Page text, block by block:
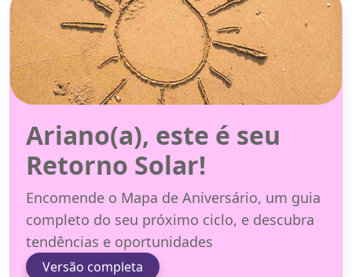
Ariano(a), este é seu
Retorno Solar!
Encomende o Mapa de Aniversário, um guia
completo do seu próximo ciclo, e descubra
tendências e oportunidades
Versão completa